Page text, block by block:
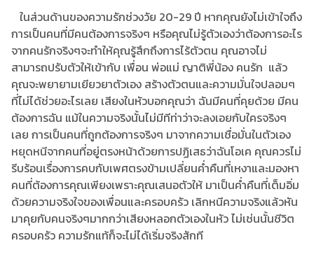
ในส่วนด้านของความรักช่วงวัย 20-29 ปี หากคุณยังไม่เข้าใจถึง
การเป็นคนที่มีคนต้องการจริงๆ หรือคุณไม่รู้ตัวเองว่าต้องการอะไร
จากคนรักจริงๆจะทำให้คุณรู้สึกถึงการไร้ตัวตน คุณอาจไม่
สามารถปรับตัวให้เข้ากับ เพื่อน พ่อแม่ ญาติพี่น้อง คนรัก แล้ว
คุณจะพยายามเยียวยาตัวเอง สร้างตัวตนและความมั่นใจปลอมๆ
ที่ไม่ได้ช่วยอะไรเลย เสียงในหัวบอกคุณว่า ฉันมีคนที่คุยด้วย มีคน
ต้องการฉัน แม้ในความจริงนั้นไม่มีทีท่าว่าจะลงเอยกับใครจริงๆ
เลย การเป็นคนที่ถูกต้องการจริงๆ มาจากความเชื่อมั่นในตัวเอง
หยุดหนีจากคนที่อยู่ตรงหน้าด้วยการปฏิเสธว่าฉันโอเค คุณควรไม่
รีบร้อนเรื่องการคบกับเพศตรงข้ามเปลี่ยนค่ำคืนที่เหงาและมองหา
คนที่ต้องการคุณเพียงเพราะคุณเสนอตัวให้ มาเป็นค่ำคืนที่เต็มอิ่ม
ด้วยความจริงใจของเพื่อนและครอบครัว เลิกหนีความจริงแล้วหัน
มาคุยกับคนจริงๆมากกว่าเสียงหลอกตัวเองในหัว ไม่เช่นนั้นชีวิต
ครอบครัว ความรักแท้ก็จะไม่ได้เริ่มจริงสักที